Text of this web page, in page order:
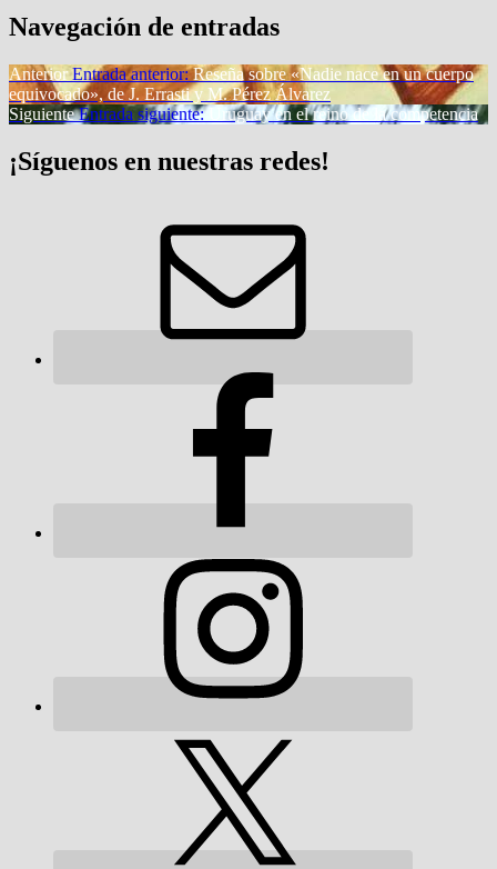
Navegación de entradas
Anterior Entrada anterior: Reseña sobre «Nadie nace en un cuerpo
equivocado», de J. Errasti y M. Pérez Álvarez
Siguiente Entrada siguiente: Uruguay en el reino de la competencia
¡Síguenos en nuestras redes!